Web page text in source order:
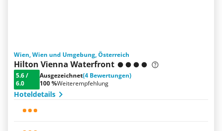
Wien, Wien und Umgebung, Österreich
Hilton Vienna Waterfront
5.6/
6.0
Ausgezeichnet(4 Bewertungen)
100 %Weiterempfehlung
Hoteldetails